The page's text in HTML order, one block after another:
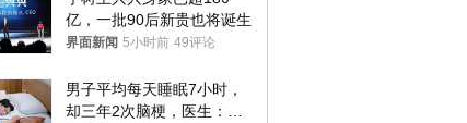
亿，一批90后新贵也将诞生
界面新闻 5小时前 49评论
男子平均每天睡眠7小时，
却三年2次脑梗，医生：这